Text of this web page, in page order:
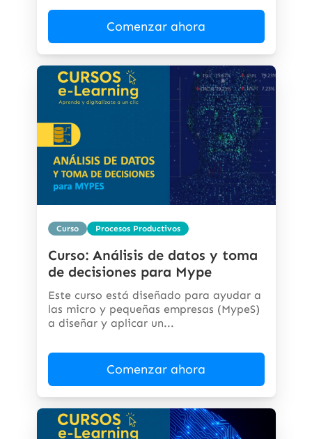
Comenzar ahora
Curso Procesos Productivos
Curso: Análisis de datos y toma
de decisiones para Mype
Este curso está diseñado para ayudar a
las micro y pequeñas empresas (MypeS)
a diseñar y aplicar un...
Comenzar ahora